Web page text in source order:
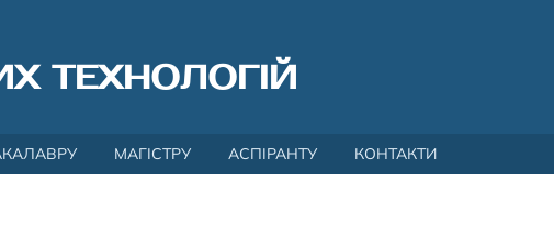
ТЕХНОЛОГІЙ
МАГІСТРУ АСПІРАНТУ КОНТАКТИ